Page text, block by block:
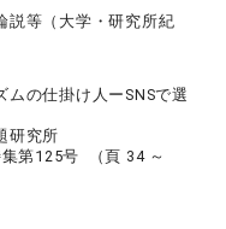
説等（大学・研究所紀
ムの仕掛け人ーSNSで選
研究所
第125号 （頁 34 ～